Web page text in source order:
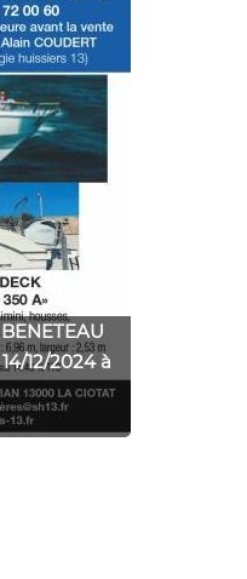
12/2024 à